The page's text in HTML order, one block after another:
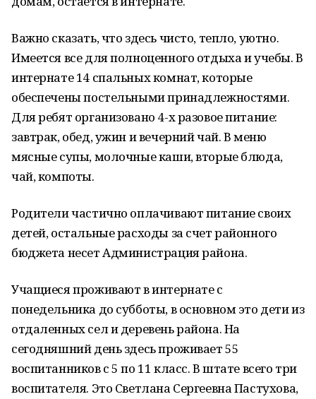
Важно сказать, что здесь чисто, тепло, уютно.
Имеется все для полноценного отдыха и учебы. В
интернате 14 спальных комнат, которые
обеспечены постельными принадлежностями.
Для ребят организовано 4-х разовое питание:
завтрак, обед, ужин и вечерний чай. В меню
мясные супы, молочные каши, вторые блюда,
чай, компоты.
Родители частично оплачивают питание своих
детей, остальные расходы за счет районного
бюджета несет Администрация района.
Учащиеся проживают в интернате с
понедельника до субботы, в основном это дети из
отдаленных сел и деревень района. На
сегодняшний день здесь проживает 55
воспитанников с 5 по 11 класс. В штате всего три
воспитателя. Это Светлана Сергеевна Пастухова,